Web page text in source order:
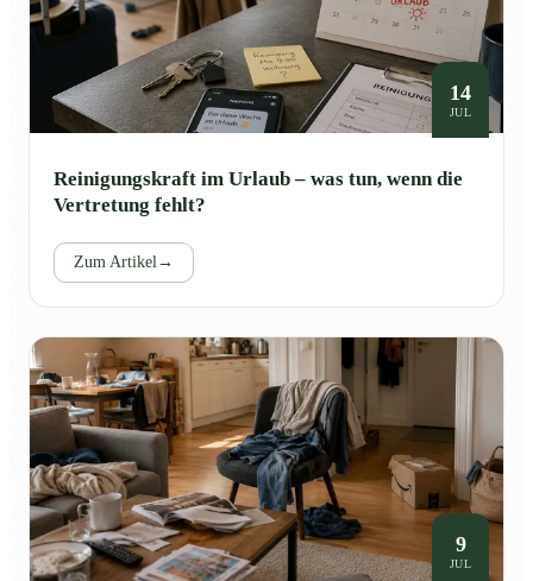
14
JUL
Reinigungskraft im Urlaub – was tun, wenn die
Vertretung fehlt?
Zum Artikel→
9
JUL